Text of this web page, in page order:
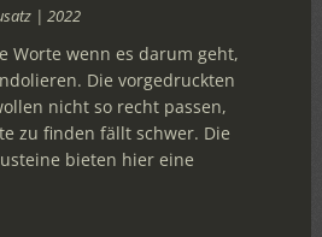
| 2022
Worte wenn es darum geht,
Die vorgedruckten
nicht so recht passen,
zu finden fällt schwer. Die
bieten hier eine